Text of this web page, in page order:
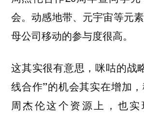
会。动感地带、元宇宙等元
母公司移动的参与度很高。
这其实很有意思，咪咕的战
线合作”的机会其实在增加
周杰伦这个资源上，也实